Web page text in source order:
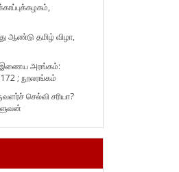
ஆண்டு தமிழ் விழா,
இணைய அரங்கம்:
; நூலரங்கம்
செல்வி சரியா?